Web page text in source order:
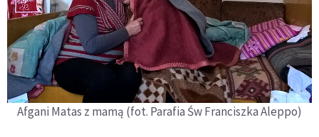
Afgani Matas z mamą (fot. Parafia Św Franciszka Aleppo)